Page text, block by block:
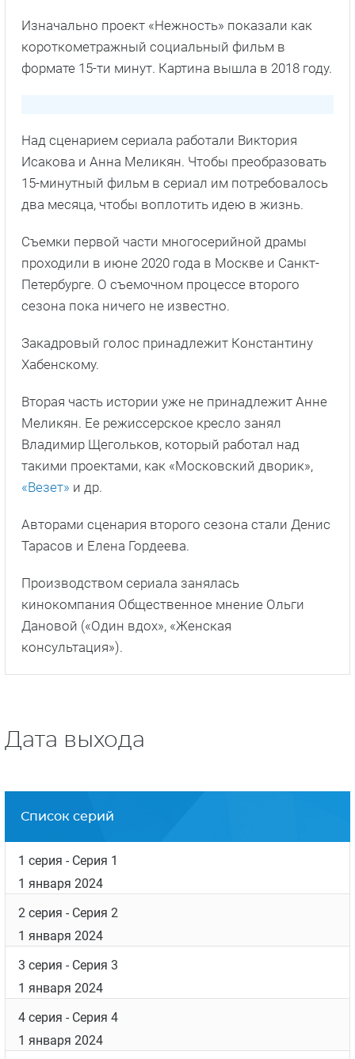
Изначально проект «Нежность» показали как
короткометражный социальный фильм в
формате 15-ти минут. Картина вышла в 2018 году.
Над сценарием сериала работали Виктория
Исакова и Анна Меликян. Чтобы преобразовать
15-минутный фильм в сериал им потребовалось
два месяца, чтобы воплотить идею в жизнь.
Съемки первой части многосерийной драмы
проходили в июне 2020 года в Москве и Санкт-
Петербурге. О съемочном процессе второго
сезона пока ничего не известно.
Закадровый голос принадлежит Константину
Хабенскому.
Вторая часть истории уже не принадлежит Анне
Меликян. Ее режиссерское кресло занял
Владимир Щегольков, который работал над
такими проектами, как «Московский дворик»,
«Везет» и др.
Авторами сценария второго сезона стали Денис
Тарасов и Елена Гордеева.
Производством сериала занялась
кинокомпания Общественное мнение Ольги
Дановой («Один вдох», «Женская
консультация»).
Дата выхода
Список серий
1 серия - Серия 1
1 января 2024
2 серия - Серия 2
1 января 2024
3 серия - Серия 3
1 января 2024
4 серия - Серия 4
1 января 2024